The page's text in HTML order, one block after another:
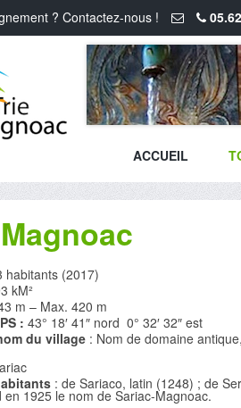
? Contactez-nous !
ACCUEIL
habitants (2017)
kM²
m – Max. 420 m
: 43° 18′ 41″ nord 0° 32′ 32″ est
du village : Nom de domaine
: de Sariaco, latin (1248) ; de
en 1925 le nom de Sariac-Magnoac.